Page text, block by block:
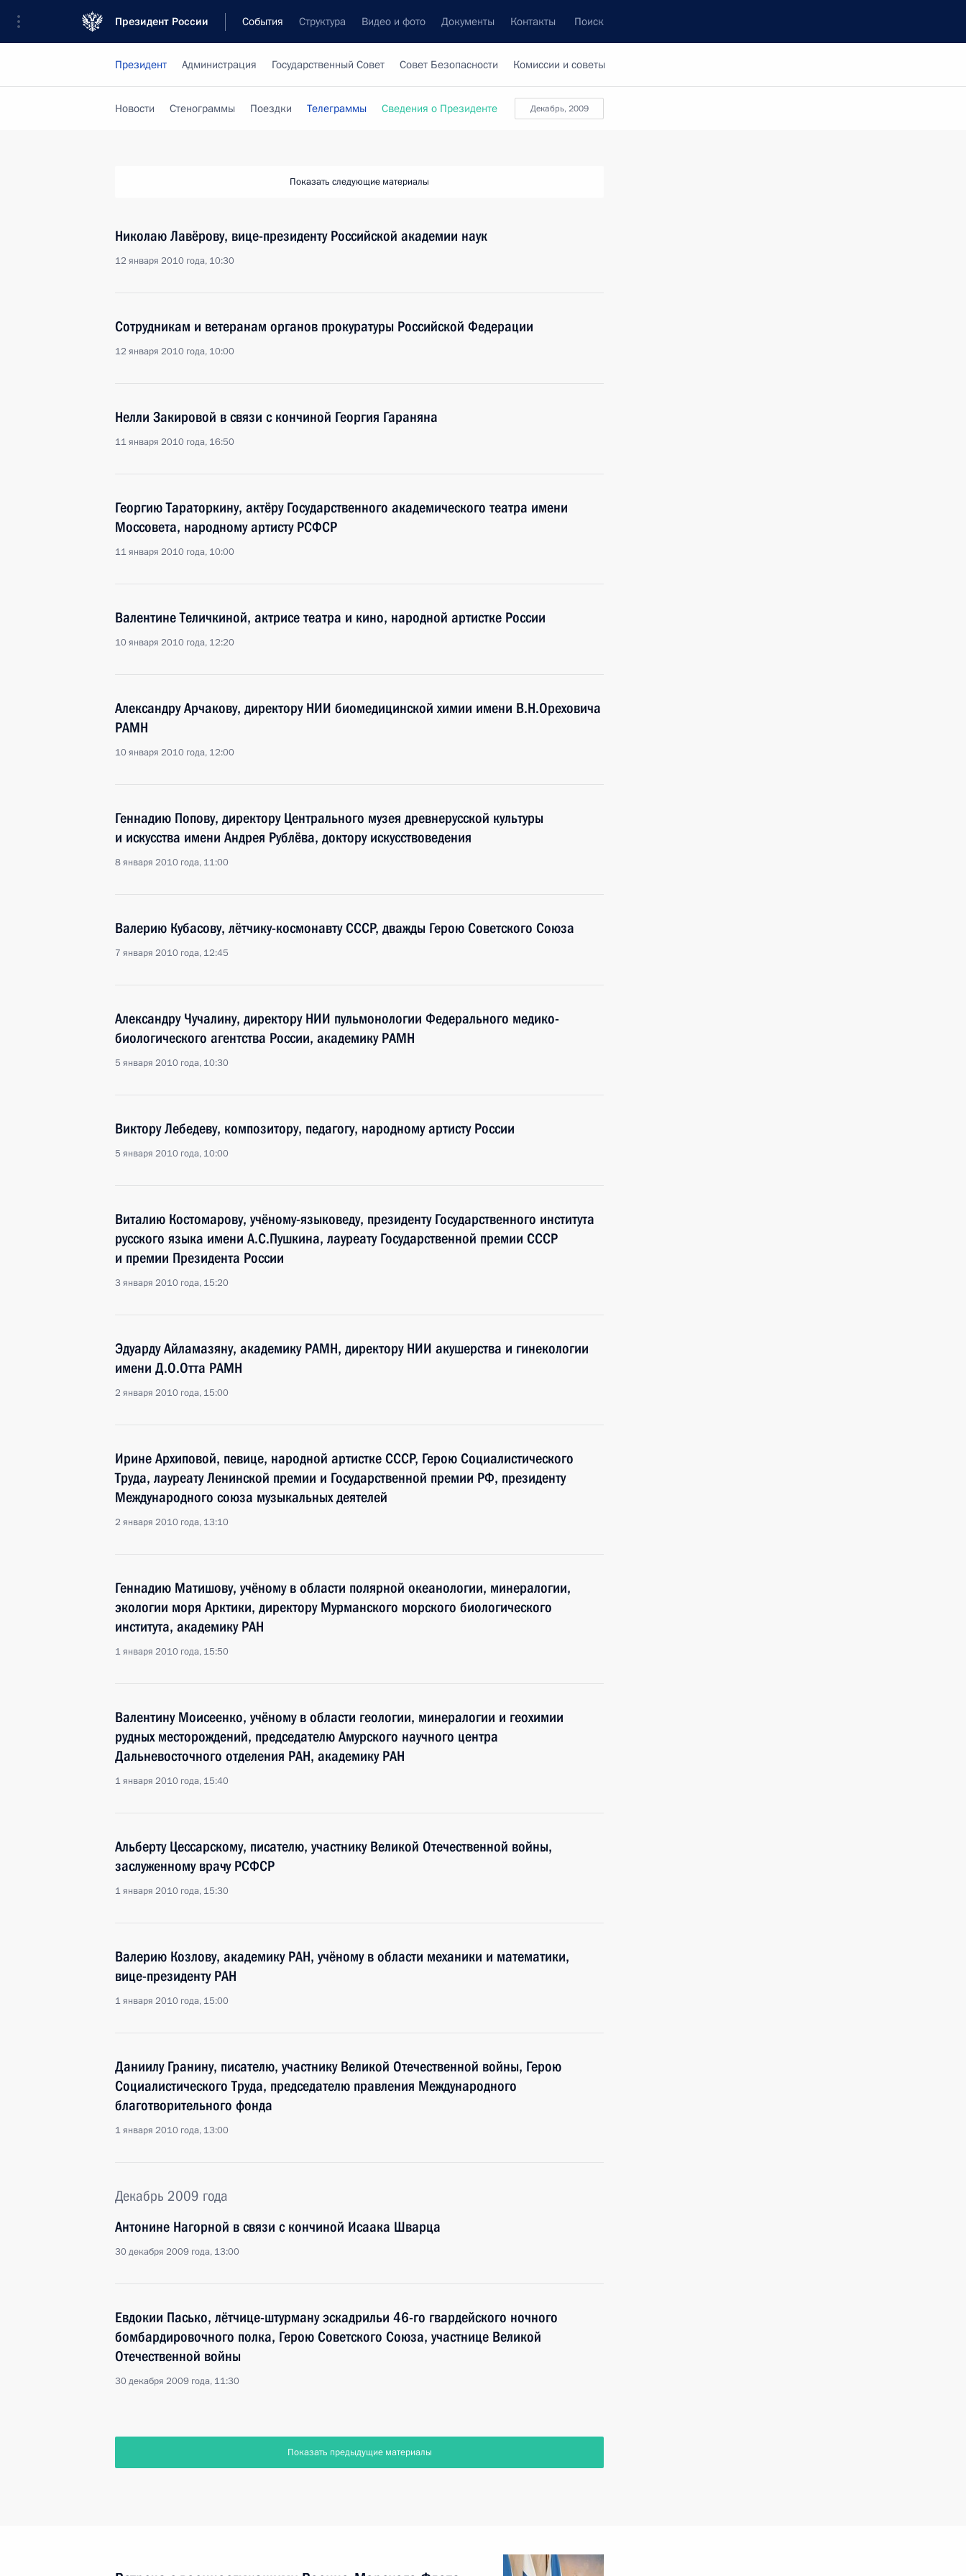
Президент России События Структура Видео и фото Документы Контакты Поиск
Президент Администрация Государственный Совет Совет Безопасности Комиссии и советы
декабрь, 2009
Новости Стенограммы Поездки Телеграммы Сведения о Президенте
Показать следующие материалы
Николаю Лавёрову, вице-президенту Российской академии наук
12 января 2010 года, 10:30
Сотрудникам и ветеранам органов прокуратуры Российской Федерации
12 января 2010 года, 10:00
Нелли Закировой в связи с кончиной Георгия Гараняна
11 января 2010 года, 16:50
Георгию Тараторкину, актёру Государственного академического театра имени
Моссовета, народному артисту РСФСР
11 января 2010 года, 10:00
Валентине Теличкиной, актрисе театра и кино, народной артистке России
10 января 2010 года, 12:20
Александру Арчакову, директору НИИ биомедицинской химии имени В.Н.Ореховича
РАМН
10 января 2010 года, 12:00
Геннадию Попову, директору Центрального музея древнерусской культуры
и искусства имени Андрея Рублёва, доктору искусствоведения
8 января 2010 года, 11:00
Валерию Кубасову, лётчику-космонавту СССР, дважды Герою Советского Союза
7 января 2010 года, 12:45
Александру Чучалину, директору НИИ пульмонологии Федерального медико-
биологического агентства России, академику РАМН
5 января 2010 года, 10:30
Виктору Лебедеву, композитору, педагогу, народному артисту России
5 января 2010 года, 10:00
Виталию Костомарову, учёному-языковеду, президенту Государственного института
русского языка имени А.С.Пушкина, лауреату Государственной премии СССР
и премии Президента России
3 января 2010 года, 15:20
Эдуарду Айламазяну, академику РАМН, директору НИИ акушерства и гинекологии
имени Д.О.Отта РАМН
2 января 2010 года, 15:00
Ирине Архиповой, певице, народной артистке СССР, Герою Социалистического
Труда, лауреату Ленинской премии и Государственной премии РФ, президенту
Международного союза музыкальных деятелей
2 января 2010 года, 13:10
Геннадию Матишову, учёному в области полярной океанологии, минералогии,
экологии моря Арктики, директору Мурманского морского биологического
института, академику РАН
1 января 2010 года, 15:50
Валентину Моисеенко, учёному в области геологии, минералогии и геохимии
рудных месторождений, председателю Амурского научного центра
Дальневосточного отделения РАН, академику РАН
1 января 2010 года, 15:40
Альберту Цессарскому, писателю, участнику Великой Отечественной войны,
заслуженному врачу РСФСР
1 января 2010 года, 15:30
Валерию Козлову, академику РАН, учёному в области механики и математики,
вице-президенту РАН
1 января 2010 года, 15:00
Даниилу Гранину, писателю, участнику Великой Отечественной войны, Герою
Социалистического Труда, председателю правления Международного
благотворительного фонда
1 января 2010 года, 13:00
Декабрь 2009 года
Антонине Нагорной в связи с кончиной Исаака Шварца
30 декабря 2009 года, 13:00
Евдокии Пасько, лётчице-штурману эскадрильи 46-го гвардейского ночного
бомбардировочного полка, Герою Советского Союза, участнице Великой
Отечественной войны
30 декабря 2009 года, 11:30
Показать предыдущие материалы